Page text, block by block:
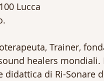
Lucca
Trainer,
healers mondiali.
didattica di Ri-Sonare